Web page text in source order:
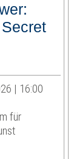
| 16:00
für